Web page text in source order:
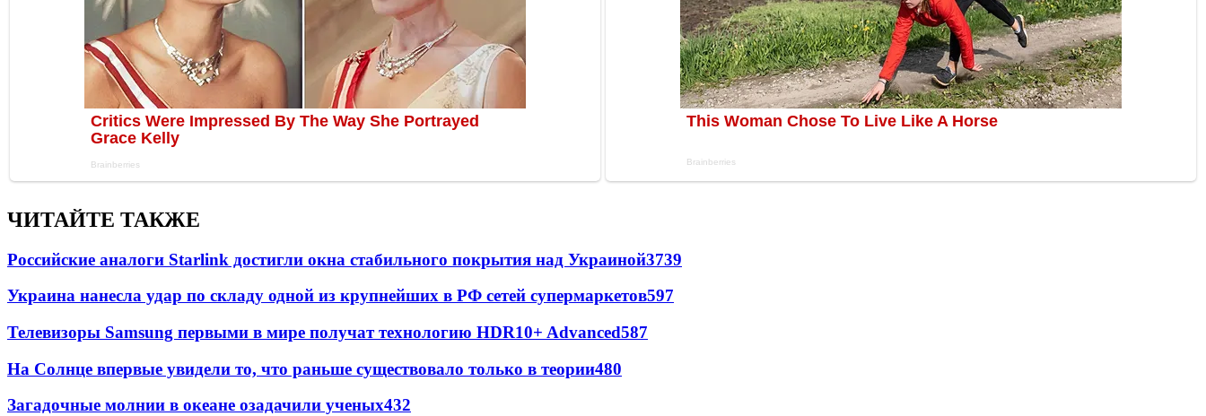
ЧИТАЙТЕ ТАКЖЕ
Российские аналоги Starlink достигли окна стабильного покрытия над Украиной3739
Украина нанесла удар по складу одной из крупнейших в РФ сетей супермаркетов597
Телевизоры Samsung первыми в мире получат технологию HDR10+ Advanced587
На Солнце впервые увидели то, что раньше существовало только в теории480
Загадочные молнии в океане озадачили ученых432